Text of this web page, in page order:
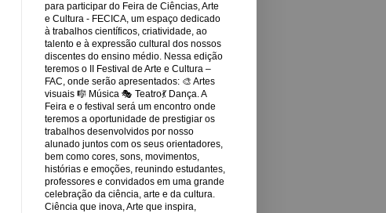
para participar do Feira de Ciências, Arte
e Cultura - FECICA, um espaço dedicado
à trabalhos científicos, criatividade, ao
talento e à expressão cultural dos nossos
discentes do ensino médio. Nessa edição
teremos o II Festival de Arte e Cultura –
FAC, onde serão apresentados: 🎨 Artes
visuais 🎼 Música 🎭 Teatro💃 Dança. A
Feira e o festival será um encontro onde
teremos a oportunidade de prestigiar os
trabalhos desenvolvidos por nosso
alunado juntos com os seus orientadores,
bem como cores, sons, movimentos,
histórias e emoções, reunindo estudantes,
professores e convidados em uma grande
celebração da ciência, arte e da cultura.
Ciência que inova, Arte que inspira,